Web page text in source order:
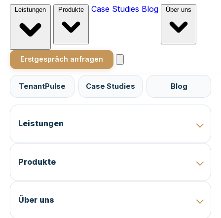
Case Studies Blog
Erstgespräch anfragen
TenantPulse Case Studies Blog
Leistungen
Produkte
Über uns